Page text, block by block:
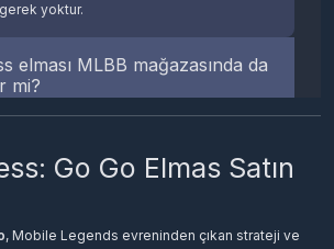
yoktur.
elması MLBB mağazasında da
mi?
kullanılır. MLBB mağazasında geçerli
almak istiyorsanız MLBB Elmas TR
Go Go Elmas Satın
, Mobile Legends evreninden çıkan strateji ve